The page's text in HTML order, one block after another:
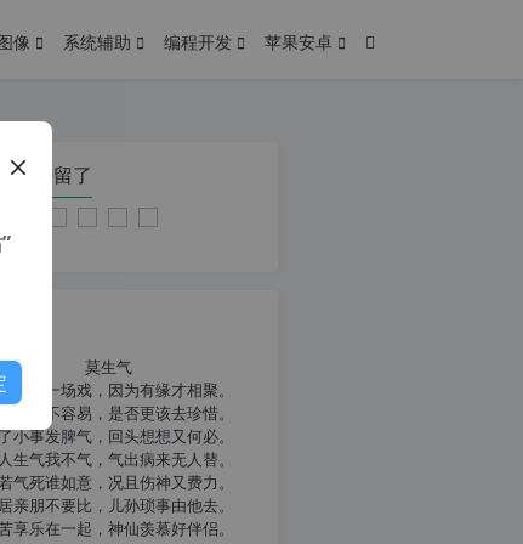
像 系统辅助 编程开发 苹果安卓
页停留了
莫生气
就像一场戏，因为有缘才相聚。
扶到老不容易，是否更该去珍惜。
小事发脾气，回头想想又何必。
生气我不气，气出病来无人替。
气死谁如意，况且伤神又费力。
亲朋不要比，儿孙琐事由他去。
享乐在一起，神仙羡慕好伴侣。